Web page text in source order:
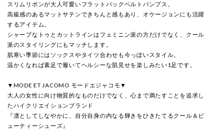
スリムリボンが大人可愛いフラットバックベルトパンプス。
高級感のあるマットサテンできちんと感もあり、オケージョンにも活躍
するアイテム。
シャープなトゥとカットラインはフェミニン派の方だけでなく、クール
派のスタイリングにもマッチします。
肌寒い季節にはソックスやタイツ合わせも今っぽいスタイル。
温かくなれば素足で履いてヘルシーな肌見せを楽しみたい1足です。
▼MODE ET JACOMO モードエジャコモ▼
大人の女性に向け物質的なものだけでなく、心まで満たすことを追求し
たハイクリエイションブランド
『凛としてしなやかに、自分自身の内なる輝きをひきたてるクール＆ビ
ューティーシューズ』